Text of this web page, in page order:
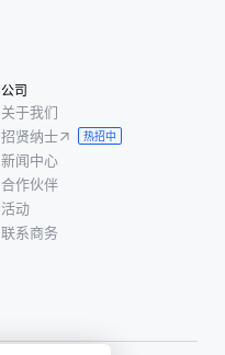
公司
关于我们
招贤纳士
热招中
新闻中心
合作伙伴
活动
联系商务